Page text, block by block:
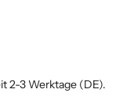
2-3 Werktage (DE).